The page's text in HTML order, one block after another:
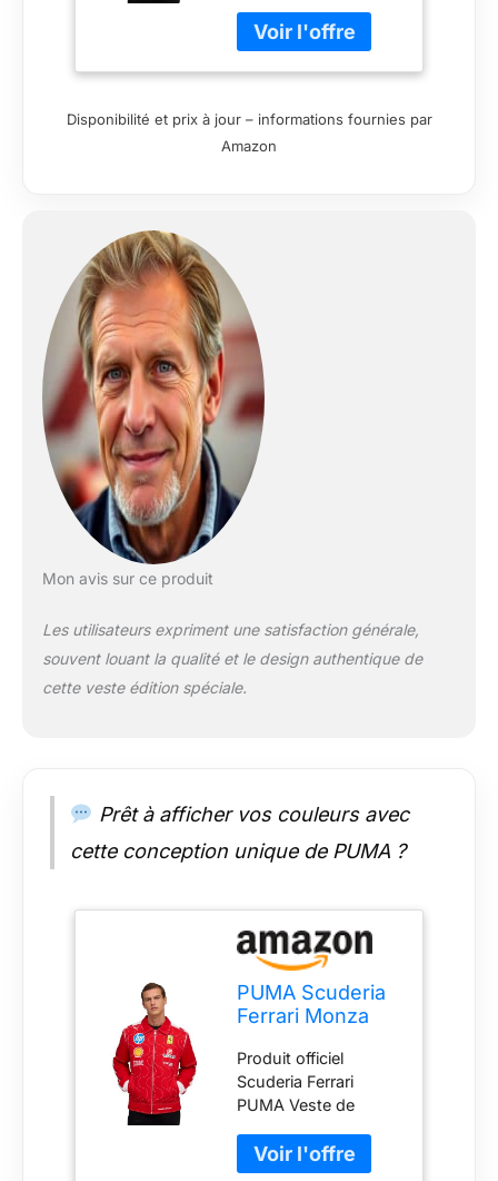
2025 Logos des
partenaires de
l’équipe Scuderia
la bande Monza GP
Marque PUMA
Disponibilité et prix à jour – informations fournies par
Amazon
Mon avis sur ce produit
Les utilisateurs expriment une satisfaction générale,
souvent louant la qualité et le design authentique de
cette veste édition spéciale.
Prêt à afficher vos couleurs avec
cette conception unique de PUMA ?
PUMA Scuderia
Ferrari Monza
Édition Spéciale
- Rosso Corsa -
Taille XXL
Produit officiel
Scuderia Ferrari
PUMA Veste de
2025 Logos des
partenaires de